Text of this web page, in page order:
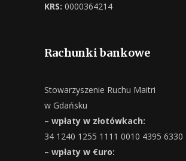
KRS: 0000364214
Rachunki bankowe
Stowarzyszenie Ruchu Maitri
w Gdańsku
– wpłaty w złotówkach:
34 1240 1255 1111 0010 4395 6330
– wpłaty w €uro: